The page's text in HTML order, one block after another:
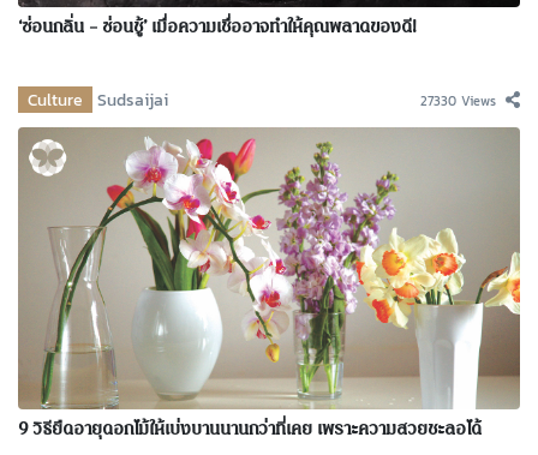
‘ซ่อนกลิ่น – ซ่อนชู้’ เมื่อความเชื่ออาจทำให้คุณพลาดของดี!
Culture Sudsaijai 27330 Views
9 วิธียืดอายุดอกไม้ให้เบ่งบานนานกว่าที่เคย เพราะความสวยชะลอได้